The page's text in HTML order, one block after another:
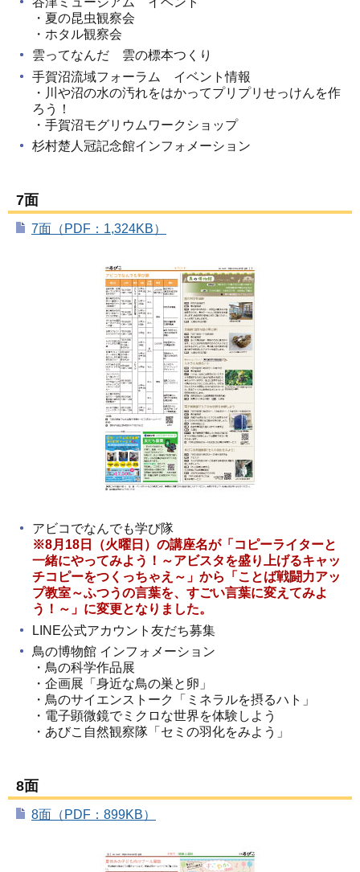
・夏の昆虫観察会
・ホタル観察会
雲ってなんだ 雲の標本つくり
手賀沼流域フォーラム イベント情報
・川や沼の水の汚れをはかってプリプリせっけんを作
ろう！
・手賀沼モグリウムワークショップ
杉村楚人冠記念館インフォメーション
7面
7面（PDF：1,324KB）
アビコでなんでも学び隊
※8月18日（火曜日）の講座名が「コピーライターと
一緒にやってみよう！～アビスタを盛り上げるキャッ
チコピーをつくっちゃえ～」から「ことば戦闘力アッ
プ教室～ふつうの言葉を、すごい言葉に変えてみよ
う！～」に変更となりました。
LINE公式アカウント友だち募集
鳥の博物館 インフォメーション
・鳥の科学作品展
・企画展「身近な鳥の巣と卵」
・鳥のサイエンストーク「ミネラルを摂るハト」
・電子顕微鏡でミクロな世界を体験しよう
・あびこ自然観察隊「セミの羽化をみよう」
8面
8面（PDF：899KB）